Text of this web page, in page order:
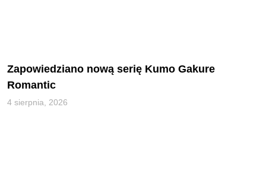
Zapowiedziano nową serię Kumo Gakure
Romantic
4 sierpnia, 2026